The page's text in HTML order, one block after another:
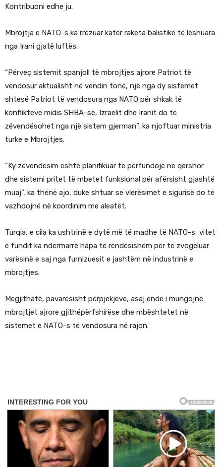
Kontribuoni edhe ju.
Mbrojtja e NATO-s ka rrëzuar katër raketa balistike të lëshuara
nga Irani gjatë luftës.
“Përveç sistemit spanjoll të mbrojtjes ajrore Patriot të
vendosur aktualisht në vendin tonë, një nga dy sistemet
shtesë Patriot të vendosura nga NATO për shkak të
konflikteve midis SHBA-së, Izraelit dhe Iranit do të
zëvendësohet nga një sistem gjerman”, ka njoftuar ministria
turke e Mbrojtjes.
“Ky zëvendësim është planifikuar të përfundojë në qershor
dhe sistemi pritet të mbetet funksional për afërsisht gjashtë
muaj”, ka thënë ajo, duke shtuar se vlerësimet e sigurisë do të
vazhdojnë në koordinim me aleatët.
Turqia, e cila ka ushtrinë e dytë më të madhe të NATO-s, vitet
e fundit ka ndërmarrë hapa të rëndësishëm për të zvogëluar
varësinë e saj nga furnizuesit e jashtëm në industrinë e
mbrojtjes.
Megjithatë, pavarësisht përpjekjeve, asaj ende i mungojnë
mbrojtjet ajrore gjithëpërfshirëse dhe mbështetet në
sistemet e NATO-s të vendosura në rajon.